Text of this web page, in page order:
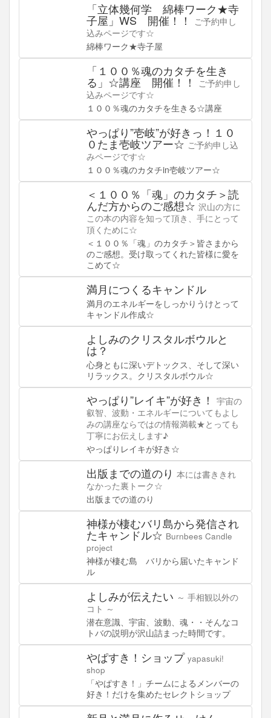
「立体幾何学 綿棒ワーク★寺
子屋」WS 開催！！ ご予約申し
込みページです☆
綿棒ワーク★寺子屋
「１００％魂のカタチを生き
る」☆講座 開催！！
ご予約申し
込みページです☆
１００％魂のカタチを生きる☆講座
やっぱり”壱岐”が好きっ！１０
０たま壱岐ツアー☆ご予約申し込
みページです☆
１００％魂のカタチin壱岐ツアー☆
＜１００％「魂」のカタチ＞読
んだ方からのご感想☆沢山の方に
この本の内容を知って頂き、手にとって
頂くために☆
＜１００％「魂」のカタチ＞皆さまから
のご感想。受け取ってくれた皆様に愛を
こめて☆
満月につくるキャンドル
満月のエネルギーをしっかりうけとって
キャンドル作成☆
よしみのクリスタルボウルと
は？
心身ともに深いデトックス、そして深い
リラックス。クリスタルボウル☆
やっぱり”レイキ”が好き！
宇宙の
叡智、波動・エネルギーについてもよし
みの講座ならではの情報満載★とっても
丁寧にお伝えします♪
やっぱりレイキが好き☆
出版までの道のり 本には書ききれ
なかった裏トーク☆
出版までの道のり
神様が棲むバリ島から発信され
たキャンドル☆ Burnbees Candle
project
神様が棲む島 バリから届いたキャンド
ル
よしみが伝えたい ～ 手相観以外の
コト ～
潜在意識、宇宙、波動、魂・・そんなコ
トバの説明が沢山詰まった時間です。
やぱすき！ショップ yapasuki!
shop
「やぱすき！」チームによるメンバーの
好き！だけを集めたセレクトショップ